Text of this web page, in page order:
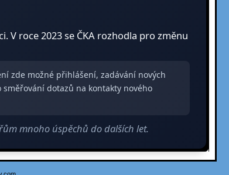
V roce 2023 se ČKA rozhodla pro změnu
zde možné přihlášení, zadávání nových
dotazů na kontakty nového
mnoho úspěchů do dalších let.